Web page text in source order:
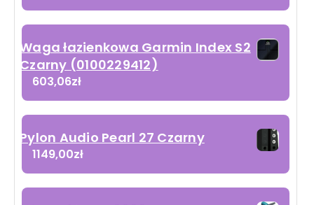
Waga łazienkowa Garmin Index S2
Czarny (0100229412)
603,06zł
Pylon Audio Pearl 27 Czarny
1149,00zł